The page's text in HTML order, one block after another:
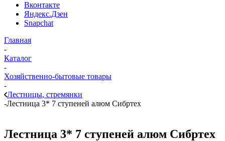
Вконтакте
Яндекс.Дзен
Snapchat
Главная
-
Каталог
-
Хозяйственно-бытовые товары
-
Лестницы, стремянки
-Лестница 3* 7 ступеней алюм Сибртех
Лестница 3* 7 ступеней алюм Сибртех